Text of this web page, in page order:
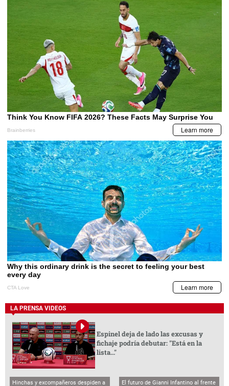
LA PRENSA VIDEOS
Espinel deja de lado las excusas y
fichaje podría debutar: "Está en la
lista..."
Hinchas y excompañeros despiden a
El futuro de Gianni Infantino al frente